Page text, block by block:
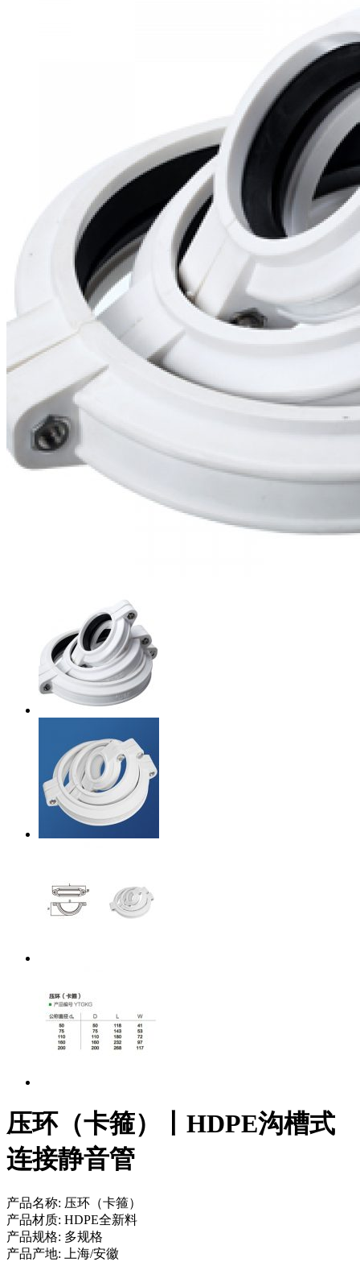
压环（卡箍）丨HDPE沟槽式
连接静音管
产品名称: 压环（卡箍）
产品材质: HDPE全新料
产品规格: 多规格
产品产地:
上海/安徽